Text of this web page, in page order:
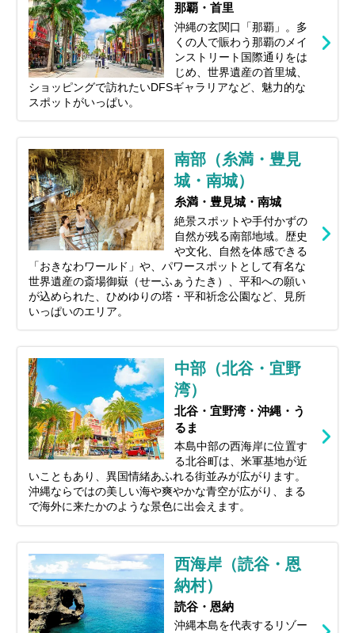
那覇・首里
沖縄の玄関口「那覇」。多
くの人で賑わう那覇のメイ
ンストリート国際通りをは
じめ、世界遺産の首里城、
ショッピングで訪れたいDFSギャラリアなど、魅力的な
スポットがいっぱい。
南部（糸満・豊見
城・南城）
糸満・豊見城・南城
絶景スポットや手付かずの
自然が残る南部地域。歴史
や文化、自然を体感できる
「おきなわワールド」や、パワースポットとして有名な
世界遺産の斎場御嶽（せーふぁうたき）、平和への願い
が込められた、ひめゆりの塔・平和祈念公園など、見所
いっぱいのエリア。
中部（北谷・宜野
湾）
北谷・宜野湾・沖縄・う
るま
本島中部の西海岸に位置す
る北谷町は、米軍基地が近
いこともあり、異国情緒あふれる街並みが広がります。
沖縄ならではの美しい海や爽やかな青空が広がり、まる
で海外に来たかのような景色に出会えます。
西海岸（読谷・恩
納村）
読谷・恩納
沖縄本島を代表するリゾー